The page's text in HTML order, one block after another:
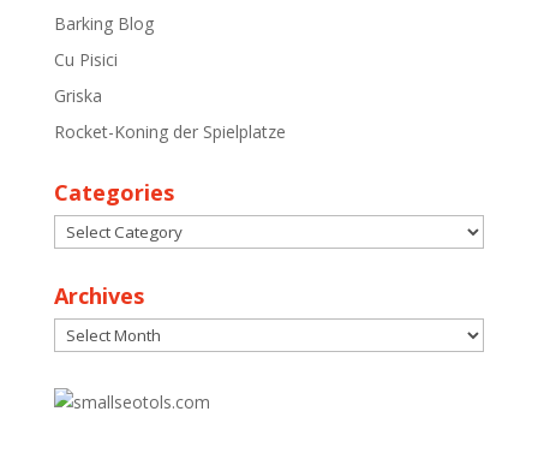
Barking Blog
Cu Pisici
Griska
Rocket-Koning der Spielplatze
Categories
Categories
Archives
Archives